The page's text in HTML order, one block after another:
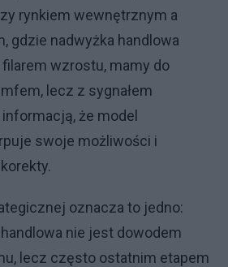
rynkiem wewnętrznym a
gdzie nadwyżka handlowa
wzrostu, mamy do
lecz z sygnałem
że model
swoje możliwości i
oznacza to jedno:
nie jest dowodem
lecz często ostatnim etapem